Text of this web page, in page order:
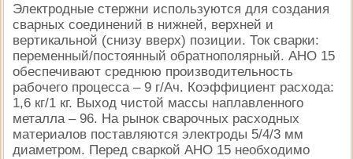
Электродные стержни используются для создания
сварных соединений в нижней, верхней и
вертикальной (снизу вверх) позиции. Ток сварки:
переменный/постоянный обратнополярный. АНО 15
обеспечивают среднюю производительность
рабочего процесса – 9 г/Ач. Коэффициент расхода:
1,6 кг/1 кг. Выход чистой массы наплавленного
металла – 96. На рынок сварочных расходных
материалов поставляются электроды 5/4/3 мм
диаметром. Перед сваркой АНО 15 необходимо